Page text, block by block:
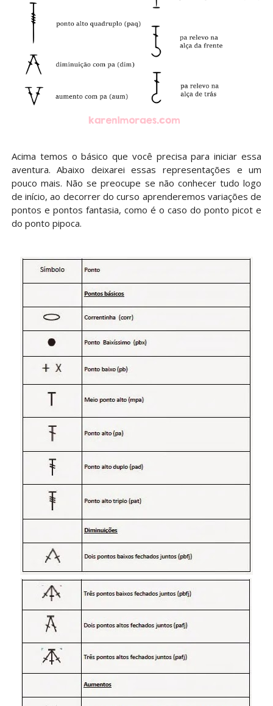
Acima temos o básico que você precisa para iniciar essa
aventura. Abaixo deixarei essas representações e um
pouco mais. Não se preocupe se não conhecer tudo logo
de início, ao decorrer do curso aprenderemos variações de
pontos e pontos fantasia, como é o caso do ponto picot e
do ponto pipoca.